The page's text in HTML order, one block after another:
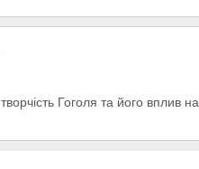
Гоголя та його вплив на